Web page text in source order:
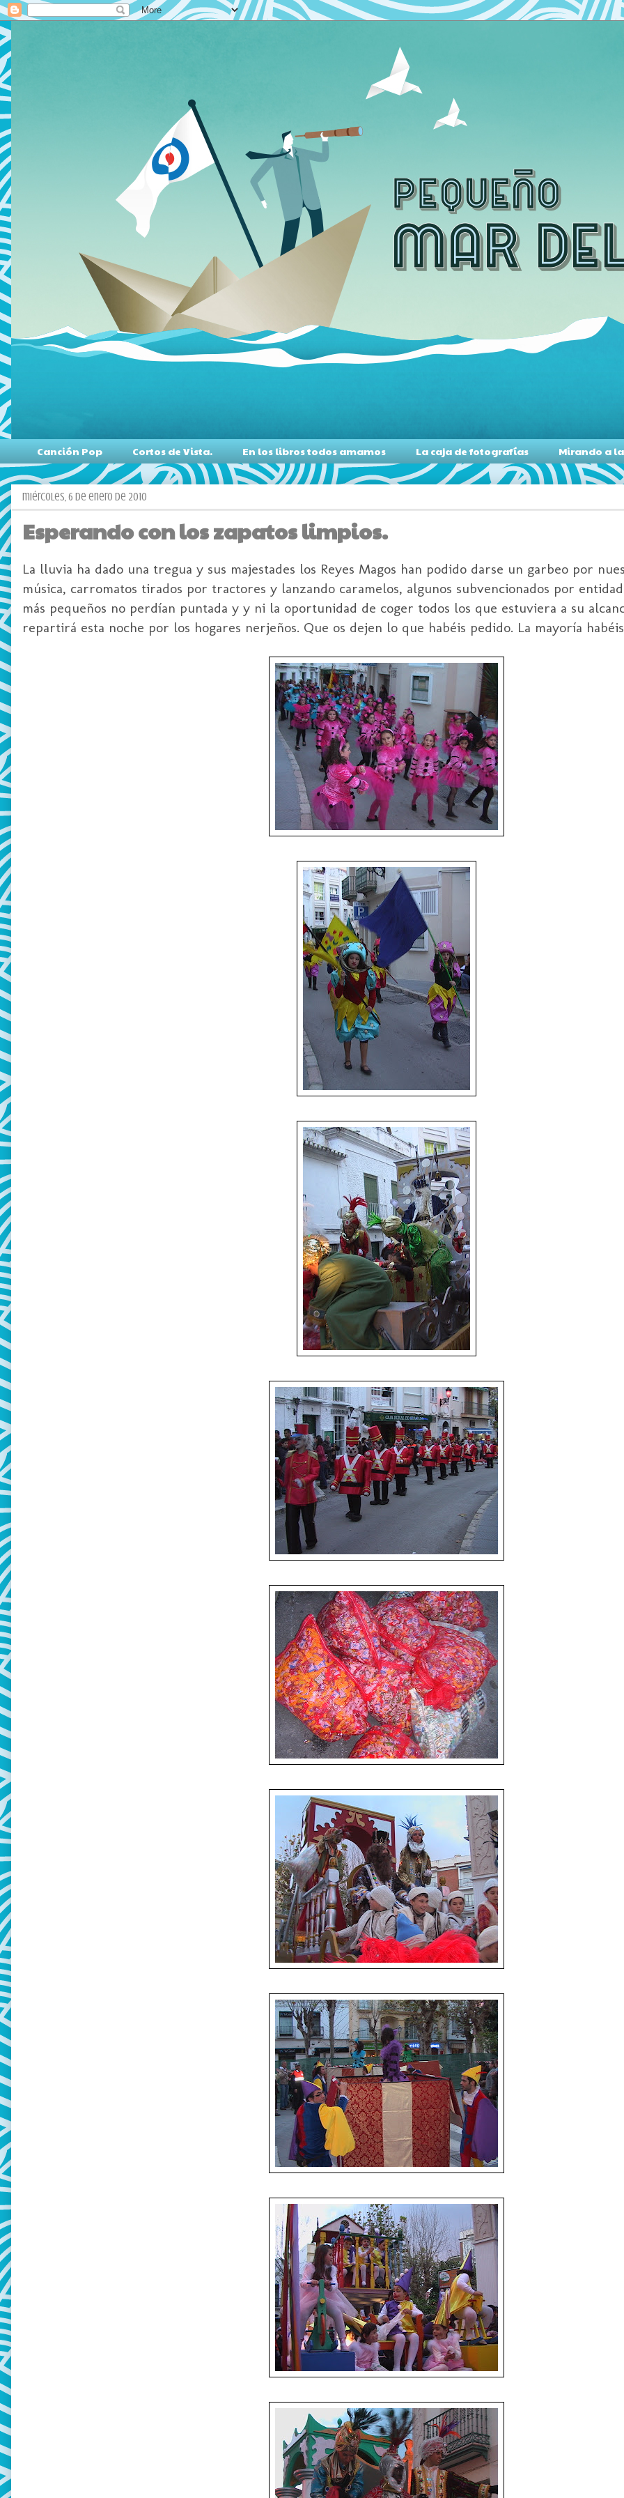
Canción Pop Cortos de Vista. En los libros todos amamos La caja de fotografías Mirando a
miércoles, 6 de enero de 2010
Esperando con los zapatos limpios.
La lluvia ha dado una tregua y sus majestades los Reyes Magos han podido darse un garbeo por
música, carromatos tirados por tractores y lanzando caramelos, algunos subvencionados por
más pequeños no perdían puntada y y ni la oportunidad de coger todos los que estuviera a su
repartirá esta noche por los hogares nerjeños. Que os dejen lo que habéis pedido. La mayoría